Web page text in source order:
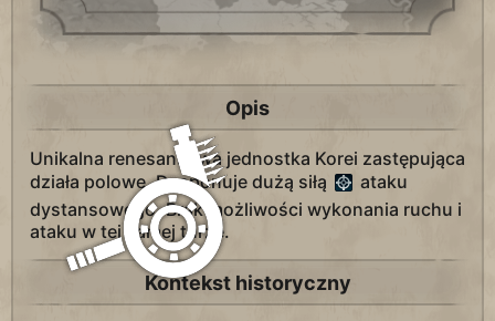
Opis
Unikalna renesansowa jednostka Korei zastępująca
działa polowe. Dysponuje dużą siłą
ataku
dystansowego. Brak możliwości wykonania ruchu i
ataku w tej samej turze.
Kontekst historyczny